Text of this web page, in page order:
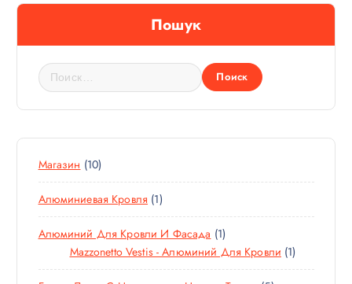
Пошук
Н
а
й
и
:Магазин 101
0
Т
О
В
А
Р
Алюминиевая Кровля 11
Т
О
В
А
Алюминий Для Кровли И Фасада 11
Т
О
Mazzonetto Vestis - Алюминий Для Кровли 11
Т